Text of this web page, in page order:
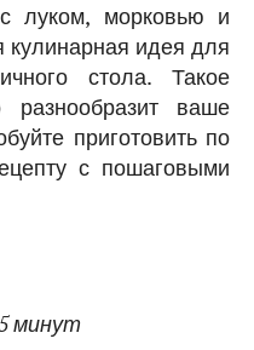
луком, морковью и
кулинарная идея для
стола. Такое
ваше
приготовить по
с пошаговыми
минут